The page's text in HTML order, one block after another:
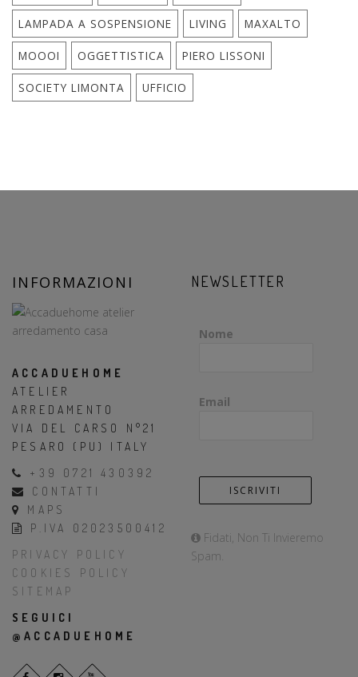
LAMPADA A SOSPENSIONE LIVING MAXALTO
MOOOI OGGETTISTICA PIERO LISSONI
SOCIETY LIMONTA UFFICIO
INFORMAZIONI
ACCADUEHOME
ATELIER
ARREDAMENTO
VIA DEL CARSO N°21
PESARO (PU) ITALY
+39 0721 430392
CONTATTI
MAPS
P.IVA 02023500412
PRIVACY POLICY
COOKIES POLICY
SITEMAP
SEGUICI
@ACCADUEHOME
NEWSLETTER
Nome
Email
Fidati, Non Ti Invieremo
Spam.